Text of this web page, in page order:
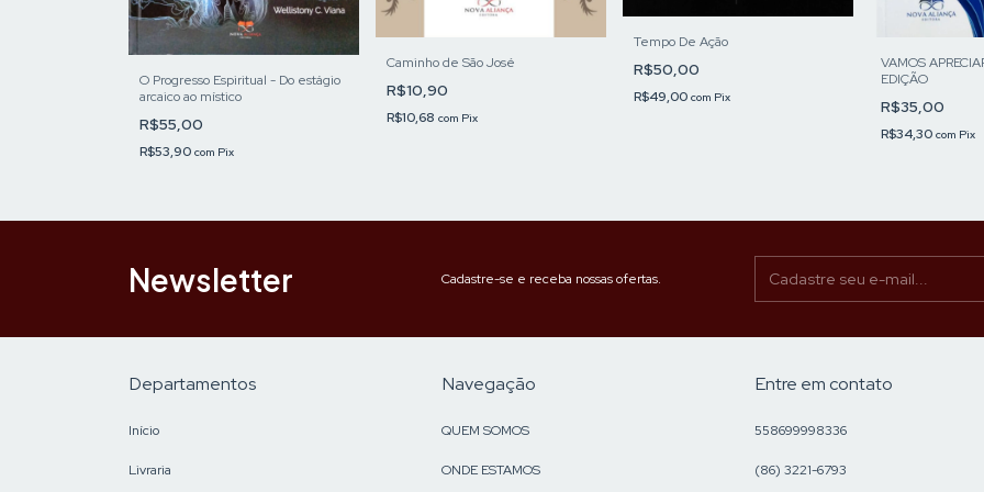
O Progresso Espiritual - Do estágio
arcaico ao místico
R$55,00
R$53,90 com Pix
Caminho de São José
R$10,90
R$10,68 com Pix
Tempo De Ação
R$50,00
R$49,00 com Pix
VAMOS
EDIÇÃO
R$35,00
R$34,30 com Pix
Newsletter Cadastre-se e receba nossas ofertas.
Departamentos
Início
Livraria
Navegação
QUEM SOMOS
ONDE ESTAMOS
Entre em contato
558699998336
(86) 3221-6793